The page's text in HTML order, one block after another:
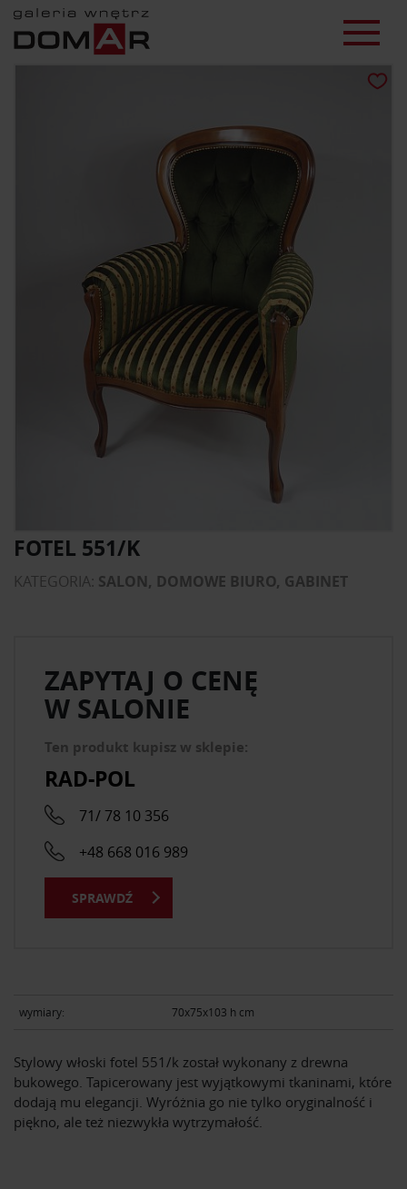
FOTEL 551/K
KATEGORIA: SALON, DOMOWE BIURO, GABINET
wymiary: 70x75x103 h cm
Stylowy włoski fotel 551/k został wykonany z drewna
bukowego. Tapicerowany jest wyjątkowymi tkaninami, które
dodają mu elegancji. Wyróżnia go nie tylko oryginalność i
piękno, ale też niezwykła wytrzymałość.
ZAPYTAJ O CENĘ
W SALONIE
Ten produkt kupisz w sklepie:
RAD-POL
71/ 78 10 356
+48 668 016 989
SPRAWDŹ